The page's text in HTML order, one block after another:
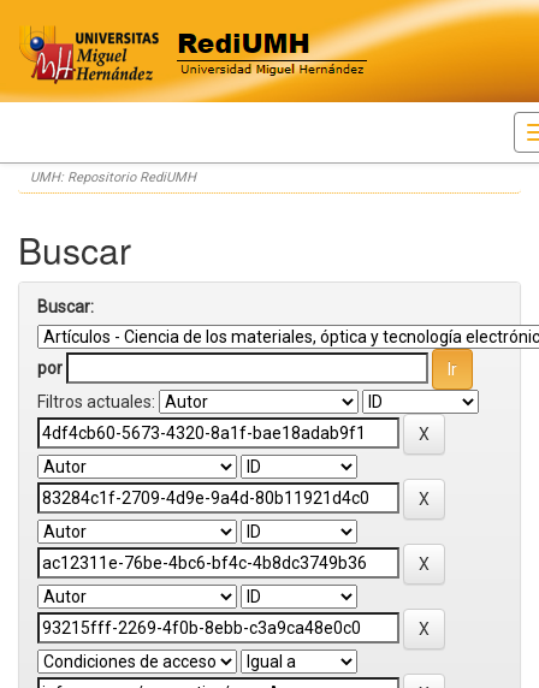
Skip
navigation
UMH: Repositorio RediUMH
Buscar
Buscar:
por
Filtros actuales: